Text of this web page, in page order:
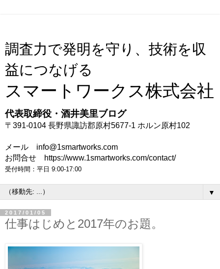
調査力で発明を守り、技術を収
益につなげる
スマートワークス株式会社
代表取締役・酒井美里ブログ
〒391-0104 長野県諏訪郡原村5677-1 ホルン原村102
メール info@1smartworks.com
お問合せ https://www.1smartworks.com/contact/
受付時間：平日 9:00-17:00
▼
2017/01/05
仕事はじめと2017年のお題。